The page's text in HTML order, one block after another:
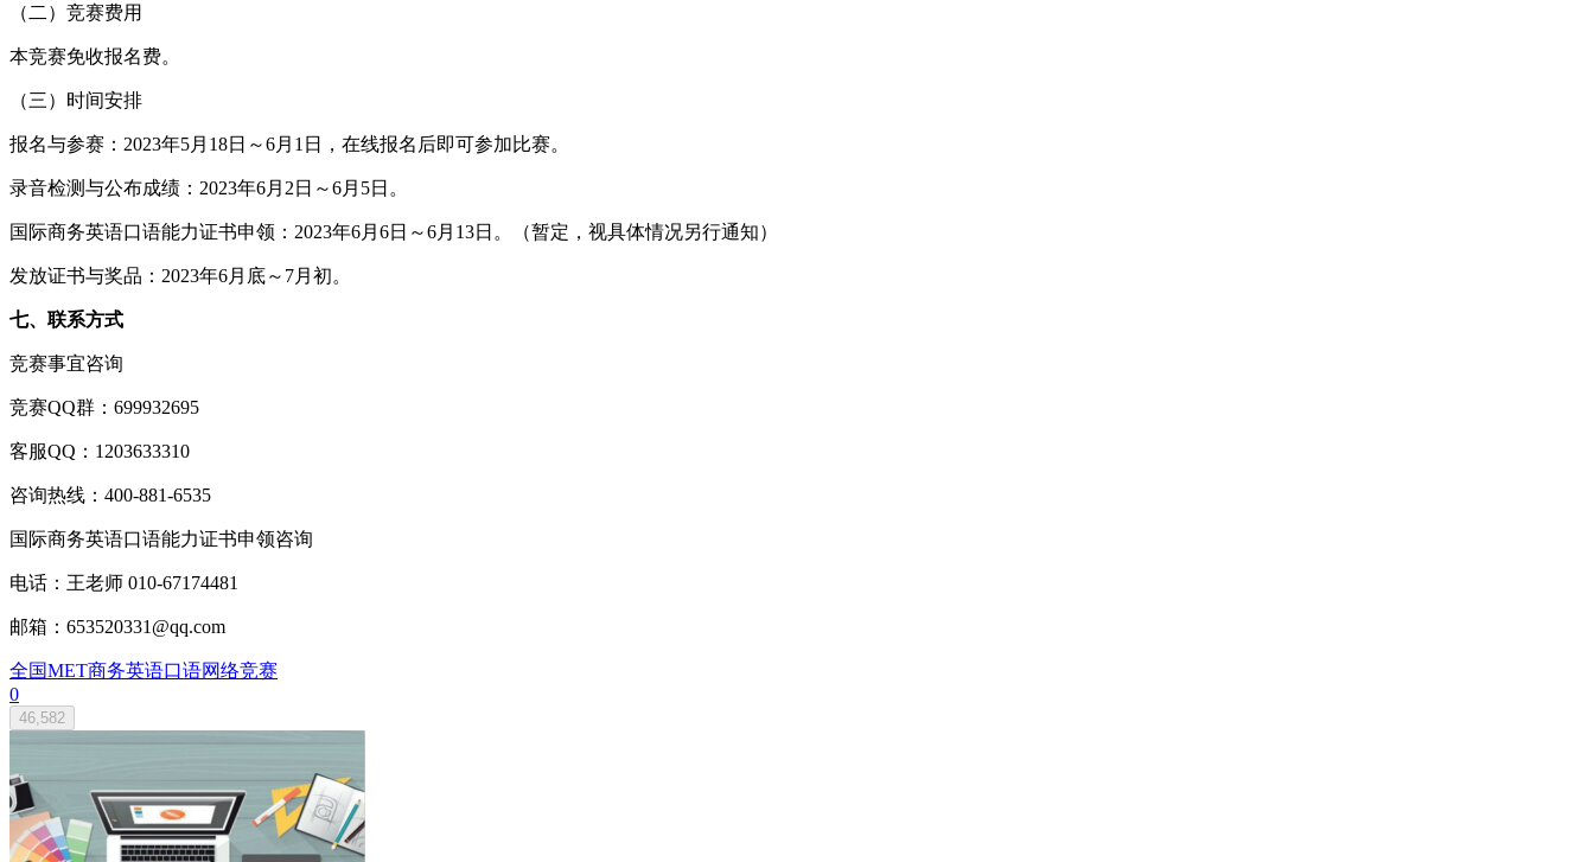
（二）竞赛费用
本竞赛免收报名费。
（三）时间安排
报名与参赛：2023年5月18日～6月1日，在线报名后即可参加比赛。
录音检测与公布成绩：2023年6月2日～6月5日。
国际商务英语口语能力证书申领：2023年6月6日～6月13日。（暂定，视具体情况另行通知）
发放证书与奖品：2023年6月底～7月初。
七、联系方式
竞赛事宜咨询
竞赛QQ群：699932695
客服QQ：1203633310
咨询热线：400-881-6535
国际商务英语口语能力证书申领咨询
电话：王老师 010-67174481
邮箱：653520331@qq.com
全国MET商务英语口语网络竞赛
0
46,582